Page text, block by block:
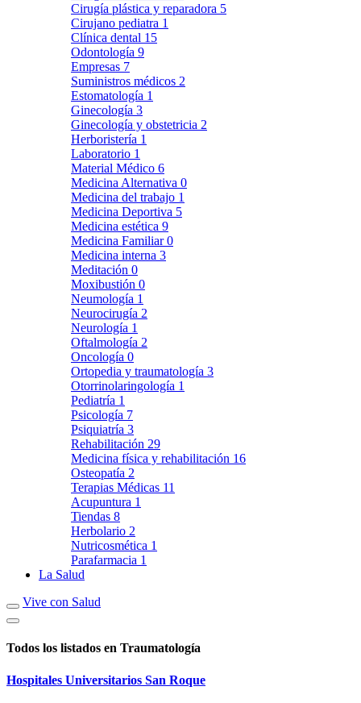
Cirugía plástica y reparadora 5
Cirujano pediatra 1
Clínica dental 15
Odontología 9
Empresas 7
Suministros médicos 2
Estomatología 1
Ginecología 3
Ginecología y obstetricia 2
Herboristería 1
Laboratorio 1
Material Médico 6
Medicina Alternativa 0
Medicina del trabajo 1
Medicina Deportiva 5
Medicina estética 9
Medicina Familiar0
Medicina interna 3
Meditación 0
Moxibustión 0
Neumología 1
Neurocirugía 2
Neurología 1
Oftalmología 2
Oncología 0
Ortopedia y traumatología 3
Otorrinolaringología 1
Pediatría 1
Psicología 7
Psiquiatría 3
Rehabilitación 29
Medicina física y rehabilitación 16
Osteopatía 2
Terapias Médicas 11
Acupuntura 1
Tiendas 8
Herbolario 2
Nutricosmética 1
Parafarmacia 1
La Salud
Vive con Salud
Todos los listados en Traumatología
Hospitales Universitarios San Roque